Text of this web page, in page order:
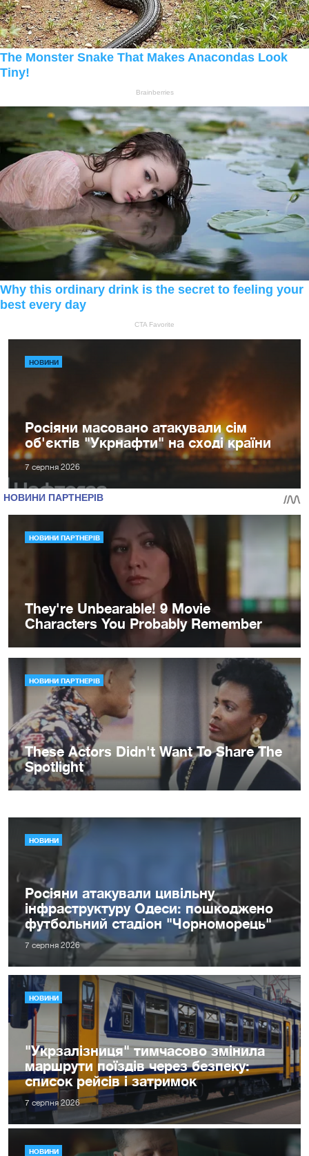
НОВИНИ
Росіяни масовано атакували сім
об'єктів "Укрнафти" на сході країни
7 серпня 2026
НОВИНИ
Росіяни атакували цивільну
інфраструктуру Одеси: пошкоджено
футбольний стадіон "Чорноморець"
7 серпня 2026
НОВИНИ
"Укрзалізниця" тимчасово змінила
маршрути поїздів через безпеку:
список рейсів і затримок
7 серпня 2026
НОВИНИ